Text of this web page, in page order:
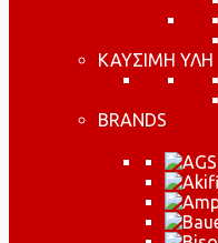
ΚΑΥΣΙΜΗ ΥΛΗ
BRANDS